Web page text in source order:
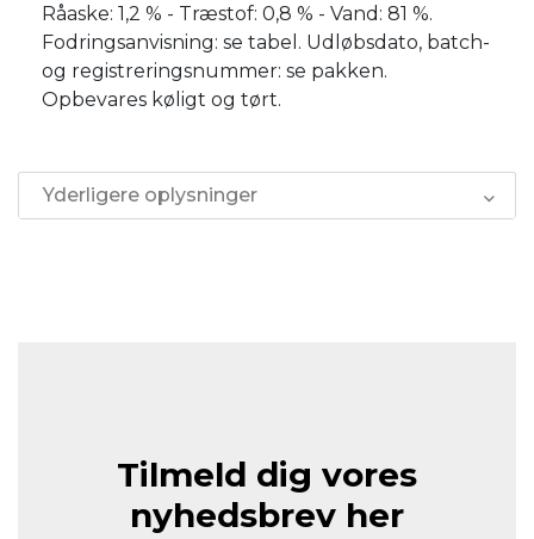
Råaske: 1,2 % - Træstof: 0,8 % - Vand: 81 %.
Fodringsanvisning: se tabel. Udløbsdato, batch-
og registreringsnummer: se pakken.
Opbevares køligt og tørt.
Yderligere oplysninger
Tilmeld dig vores
nyhedsbrev her